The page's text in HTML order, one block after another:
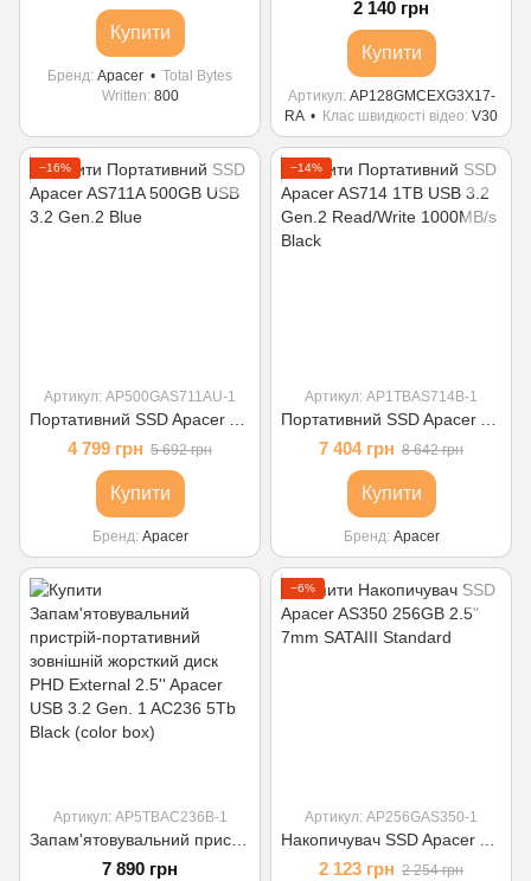
Купити
Бренд Apacer
Total Bytes
Written 800
2 140 грн
Купити
Артикул AP128GMCEXG3X17-
RA
Клас швидкості відео V30
−16%
Артикул: AP500GAS711AU-1
Портативний SSD Apacer AS711A 500GB USB 3.2 Gen.2 Blue
4 799 грн 5 692 грн
Купити
Бренд Apacer
−14%
Артикул: AP1TBAS714B-1
Портативний SSD Apacer AS714 1TB USB 3.2 Gen.2 Read/Write 1000MB/s Black
7 404 грн 8 642 грн
Купити
Бренд Apacer
Артикул: AP5TBAC236B-1
Запам'ятовувальний пристрій-портативний зовнішній жорсткий диск PHD External 2.5'' Apacer USB 3.2 Gen. 1 AC236 5Tb Black (color box)
7 890 грн
−6%
Артикул: AP256GAS350-1
Накопичувач SSD Apacer AS350 256GB 2.5" 7mm SATAIII Standard
2 123 грн 2 254 грн